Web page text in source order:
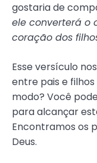
gostaria de
ele converterá o
coração dos
Esse versículo
entre pais e
modo? Você
para alcançar
Encontramos os
Deus.